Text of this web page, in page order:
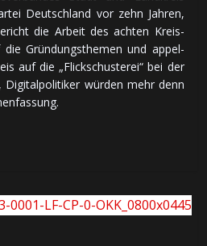
Deutschland vor zehn Jahren,
die Ar­beit des ach­ten Kreis­
Grün­dungs­the­men und ap­pel­
auf die „Flick­schus­te­rei“ bei der
wür­den mehr denn